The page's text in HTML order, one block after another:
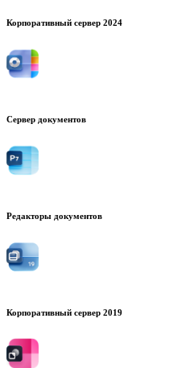
Корпоративный сервер 2024
Сервер документов
Редакторы документов
Корпоративный сервер 2019